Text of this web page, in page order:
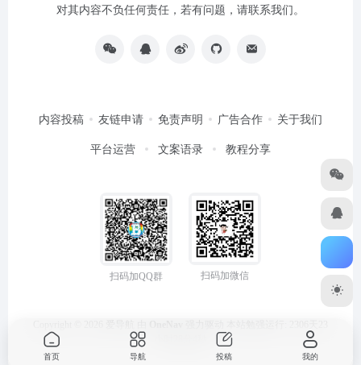
对其内容不负任何责任，若有问题，请联系我们。
内容投稿 友链申请 免责声明 广告合作 关于我们
平台运营 文案语录 教程分享
扫码加QQ群 扫码加微信
首页 导航 投稿 我的